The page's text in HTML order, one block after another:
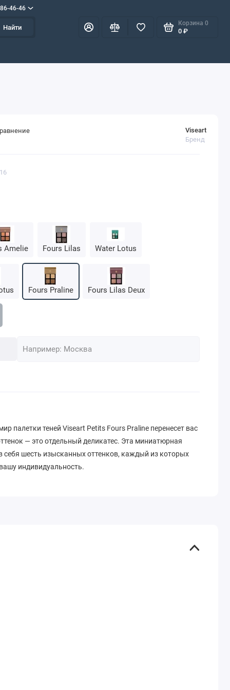
46-46
Найти
Корзина 0
0 ₽
Viseart
Бренд
Amelie Fours Lilas Water Lotus
Fours Praline Fours Lilas Deux
палетки теней Viseart Petits Fours Praline перенесет вас
— это отдельный деликатес. Эта миниатюрная
себя шесть изысканных оттенков, каждый из которых
индивидуальность.